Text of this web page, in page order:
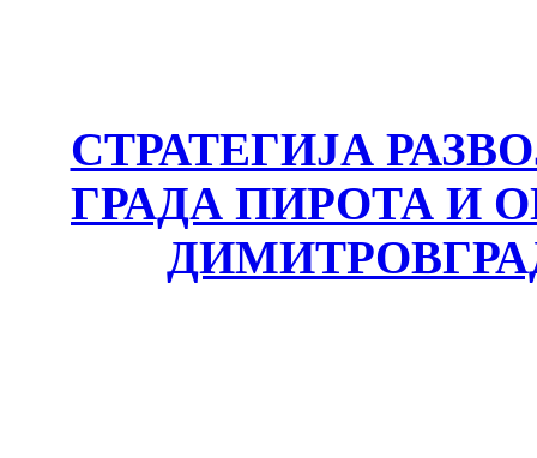
СТРАТЕГИЈА
ГРАДА ПИРОТА И